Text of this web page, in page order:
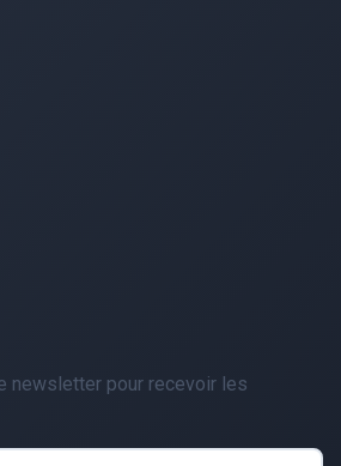
newsletter pour recevoir les